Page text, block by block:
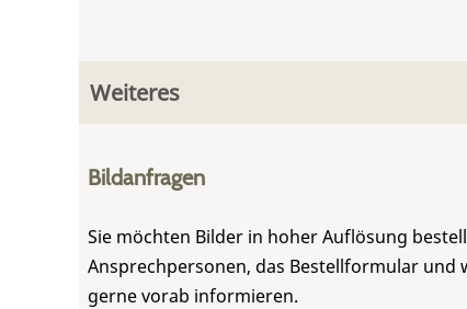
Weiteres
Bildanfragen
Sie möchten Bilder in hoher Auflösung
Ansprechpersonen, das Bestellformular
gerne vorab informieren.